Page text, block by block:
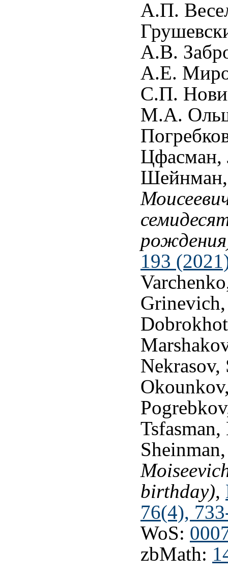
А.П.
А.В.
А.Е.
С.П.
М.А.
193
birthday),
76(4),
WoS:
zbMath: